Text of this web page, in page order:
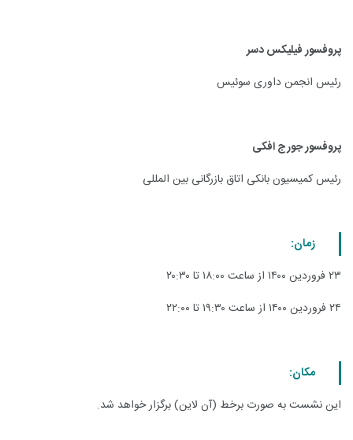
پروفسور فیلیکس دسر
رئیس انجمن داوری سوئیس
پروفسور جورج افکی
رئیس کمیسیون بانکی اتاق بازرگانی بین المللی
زمان:
۲۳ فروردین ۱۴۰۰ از ساعت ۱۸:۰۰ تا ۲۰:۳۰
۲۴ فروردین ۱۴۰۰ از ساعت ۱۹:۳۰ تا ۲۲:۰۰
مکان:
این نشست به صورت برخط (آن لاین) برگزار خواهد شد.